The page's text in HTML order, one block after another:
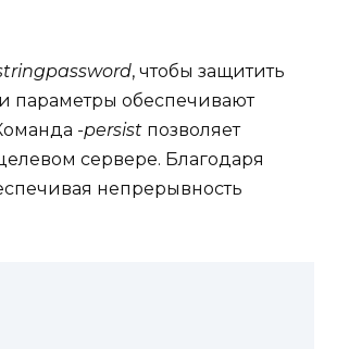
, чтобы защитить
параметры обеспечивают
-persist позволяет
сервере. Благодаря
непрерывность